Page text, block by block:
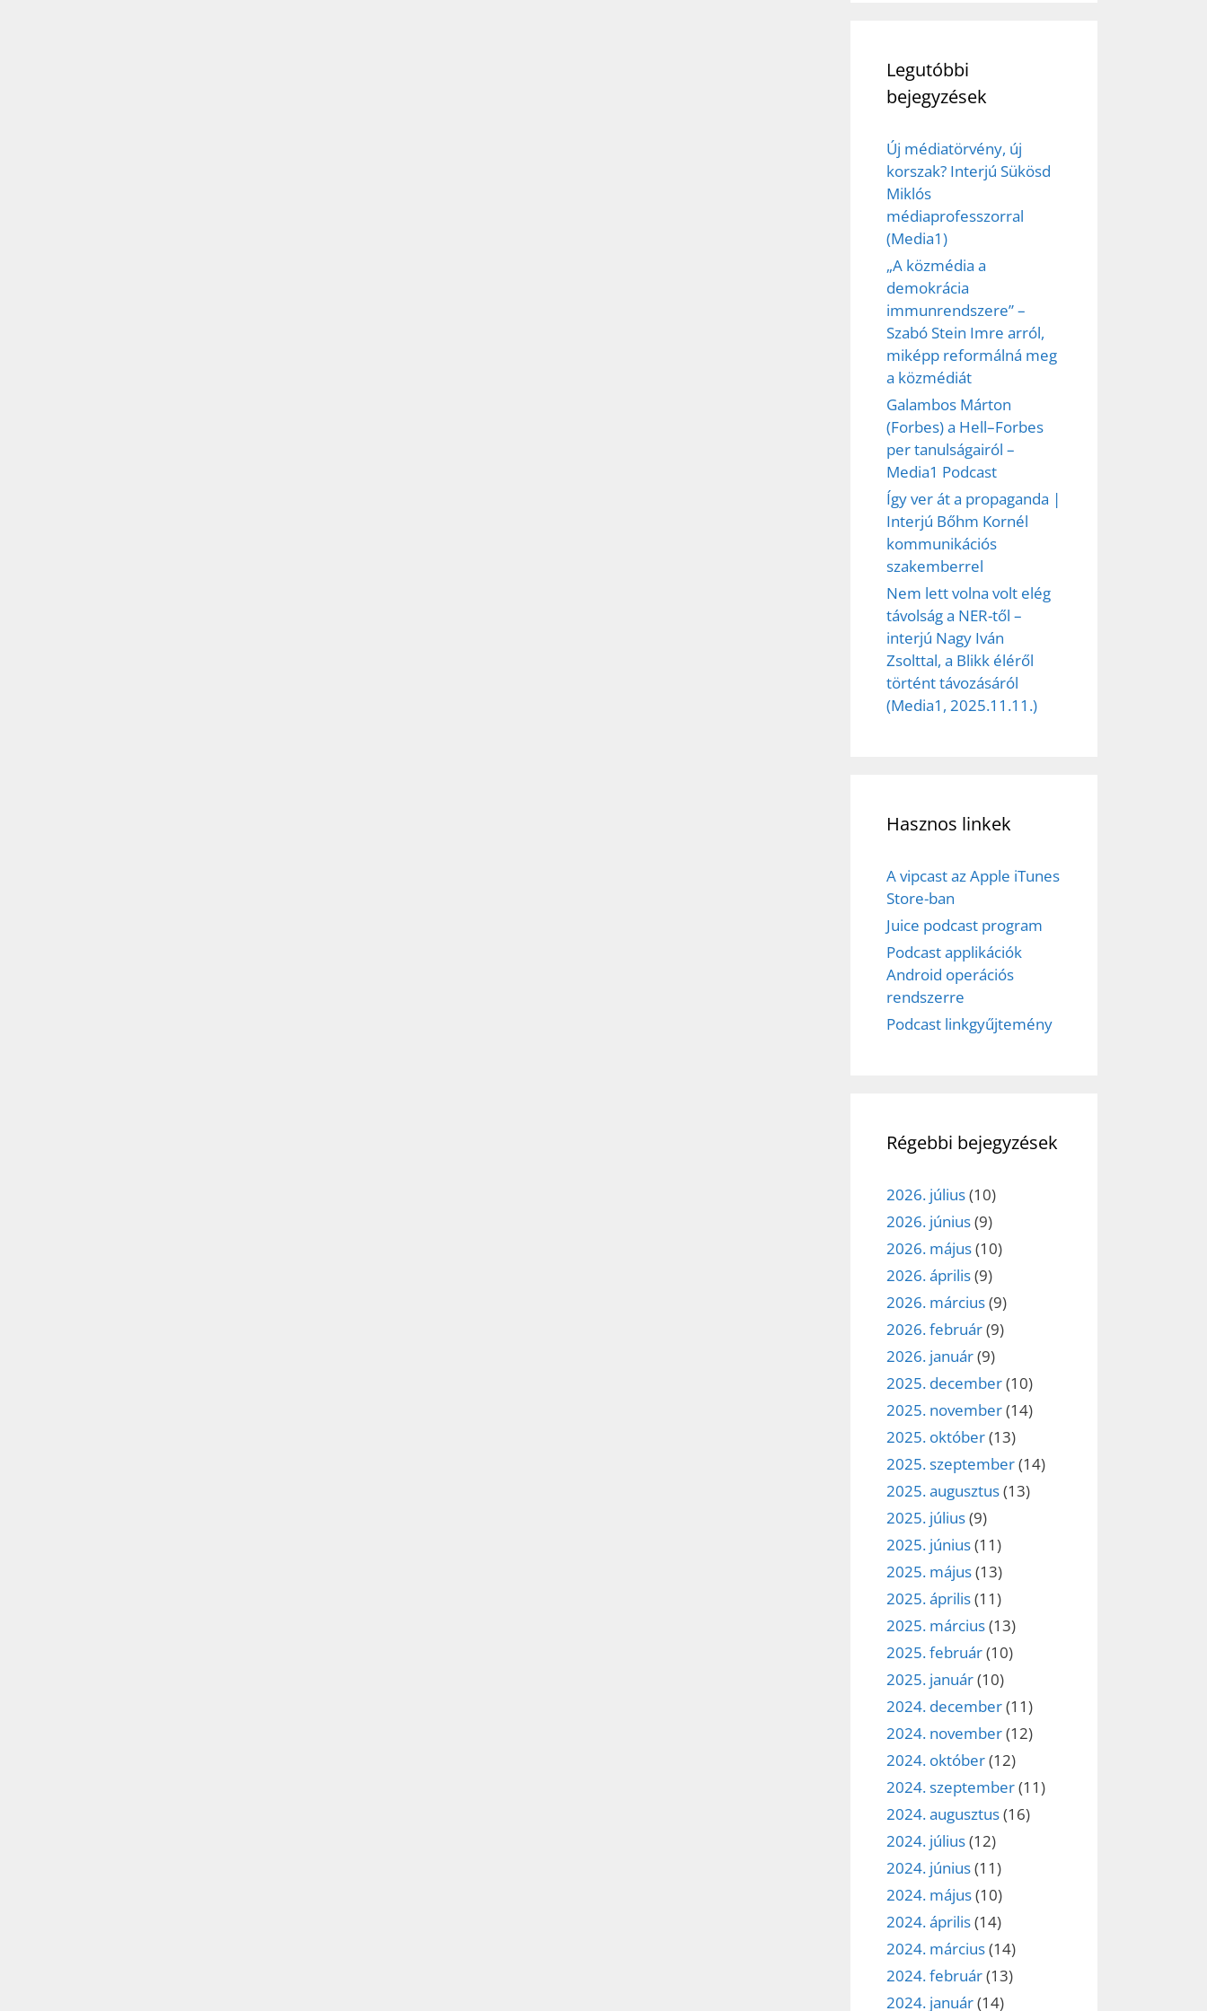
Legutóbbi
bejegyzések
Új médiatörvény, új
korszak? Interjú Sükösd
Miklós
médiaprofesszorral
(Media1)
„A közmédia a
demokrácia
immunrendszere” –
Szabó Stein Imre arról,
miképp reformálná meg
a közmédiát
Galambos Márton
(Forbes) a Hell–Forbes
per tanulságairól –
Media1 Podcast
Így ver át a propaganda |
Interjú Bőhm Kornél
kommunikációs
szakemberrel
Nem lett volna volt elég
távolság a NER-től –
interjú Nagy Iván
Zsolttal, a Blikk éléről
történt távozásáról
(Media1, 2025.11.11.)
Hasznos linkek
A vipcast az Apple iTunes
Store-ban
Juice podcast program
Podcast applikációk
Android operációs
rendszerre
Podcast linkgyűjtemény
Régebbi bejegyzések
2026. július(10)
2026. június(9)
2026. május(10)
2026. április(9)
2026. március(9)
2026. február(9)
2026. január(9)
2025. december(10)
2025. november(14)
2025. október(13)
2025. szeptember(14)
2025. augusztus(13)
2025. július(9)
2025. június(11)
2025. május(13)
2025. április(11)
2025. március(13)
2025. február(10)
2025. január(10)
2024. december(11)
2024. november(12)
2024. október(12)
2024. szeptember(11)
2024. augusztus(16)
2024. július(12)
2024. június(11)
2024. május(10)
2024. április(14)
2024. március(14)
2024. február(13)
2024. január(14)